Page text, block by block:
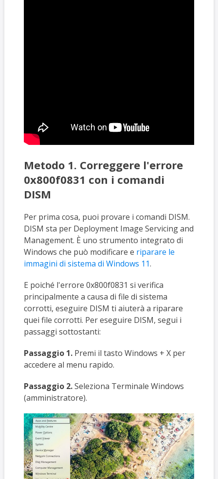
Metodo 1. Correggere l'errore
0x800f0831 con i comandi
DISM
Per prima cosa, puoi provare i comandi DISM.
DISM sta per Deployment Image Servicing and
Management. È uno strumento integrato di
Windows che può modificare e riparare le
immagini di sistema di Windows 11.
E poiché l'errore 0x800f0831 si verifica
principalmente a causa di file di sistema
corrotti, eseguire DISM ti aiuterà a riparare
quei file corrotti. Per eseguire DISM, segui i
passaggi sottostanti:
Passaggio 1.Premi il tasto Windows + X per
accedere al menu rapido.
Passaggio 2.Seleziona Terminale Windows
(amministratore).